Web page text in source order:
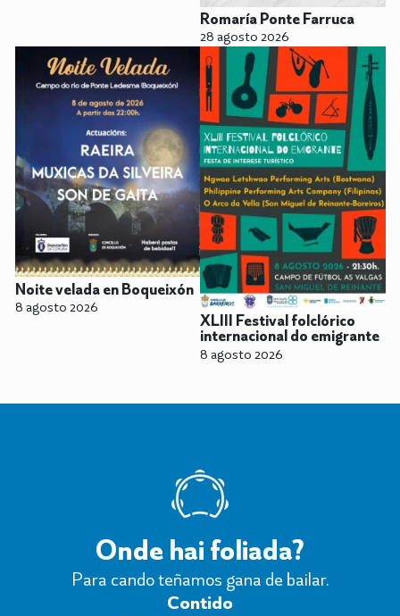
Romaría Ponte Farruca
28 agosto 2026
Noite velada en Boqueixón
8 agosto 2026
XLIII Festival folclórico
internacional do emigrante
8 agosto 2026
Onde hai foliada?
Para cando teñamos gana de bailar.
Contido